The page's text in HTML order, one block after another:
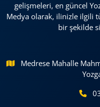
gelişmeleri, en güncel
Medya olarak, ilinizle ilgili
bir şekilde
Medrese Mahalle